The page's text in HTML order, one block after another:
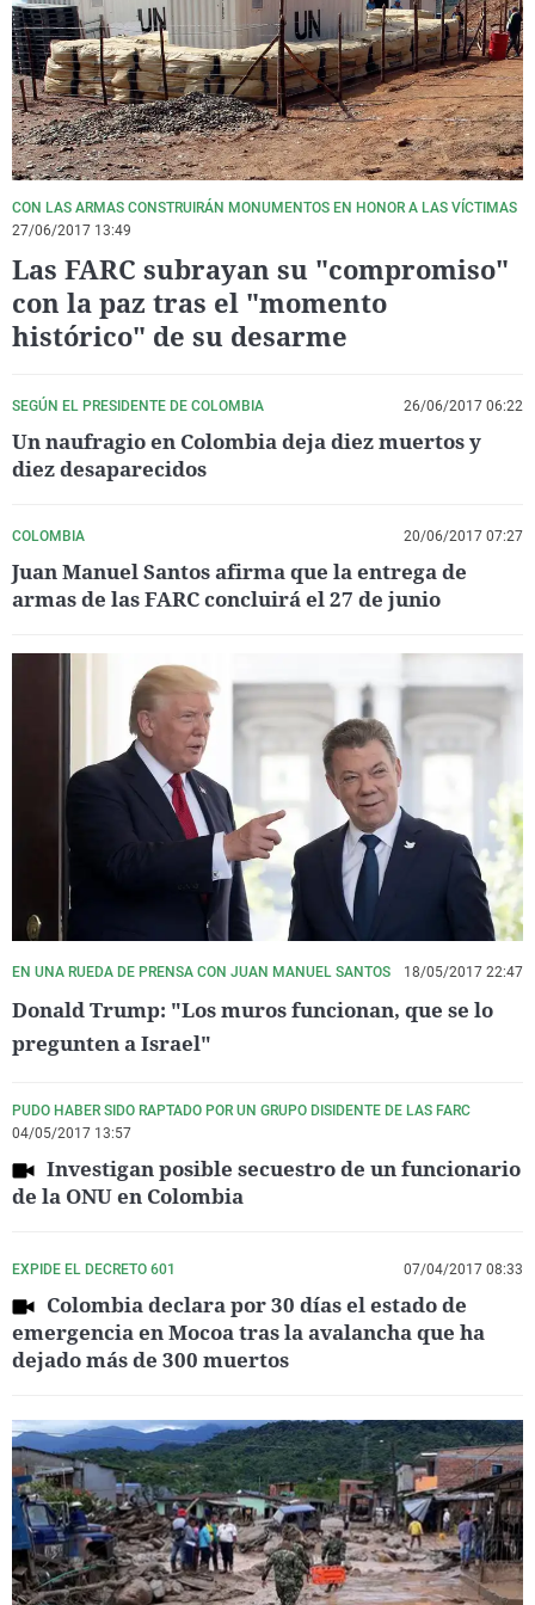
La rosa de los vientos
Gente viajera
Como el perro y el
Caso
Retornados
Equipo de
Operación Viuda
Extremadura
Galicia
La Rioja
Navarra
País Vasco
Virales
Televisión
Elecciones
CON LAS ARMAS CONSTRUIRÁN MONUMENTOS EN HONOR A LAS VÍCTIMAS
27/06/2017 13:49
Las FARC subrayan su "compromiso"
con la paz tras el "momento
histórico" de su desarme
SEGÚN EL PRESIDENTE DE COLOMBIA 26/06/2017 06:22
Un naufragio en Colombia deja diez muertos y
diez desaparecidos
COLOMBIA 20/06/2017 07:27
Juan Manuel Santos afirma que la entrega de
armas de las FARC concluirá el 27 de junio
EN UNA RUEDA DE PRENSA CON JUAN MANUEL SANTOS 18/05/2017 22:47
Donald Trump: "Los muros funcionan, que se lo
pregunten a Israel"
PUDO HABER SIDO RAPTADO POR UN GRUPO DISIDENTE DE LAS FARC
04/05/2017 13:57
Investigan posible secuestro de un funcionario
de la ONU en Colombia
EXPIDE EL DECRETO 601 07/04/2017 08:33
Colombia declara por 30 días el estado de
emergencia en Mocoa tras la avalancha que ha
dejado más de 300 muertos